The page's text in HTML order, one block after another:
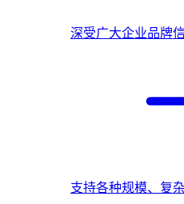
深受广大企业品牌
支持各种规模、复